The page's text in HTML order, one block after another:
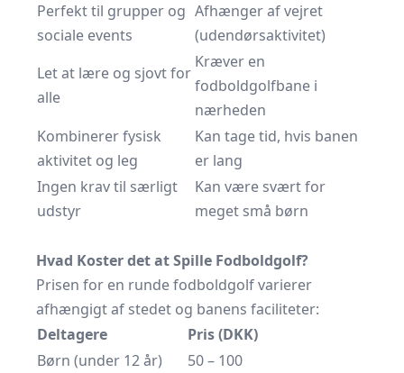
Perfekt til grupper og
sociale events
Afhænger af vejret
(udendørsaktivitet)
Let at lære og sjovt for
alle
Kræver en
fodboldgolfbane i
nærheden
Kombinerer fysisk
aktivitet og leg
Kan tage tid, hvis banen
er lang
Ingen krav til særligt
udstyr
Kan være svært for
meget små børn
Hvad Koster det at Spille Fodboldgolf?
Prisen for en runde fodboldgolf varierer
afhængigt af stedet og banens faciliteter:
Deltagere
Pris (DKK)
Børn (under 12 år)
50 – 100